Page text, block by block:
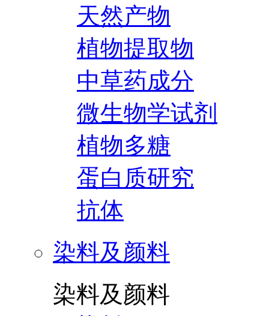
天然产物
植物提取物
中草药成分
微生物学试剂
植物多糖
蛋白质研究
抗体
染料及颜料
染料及颜料